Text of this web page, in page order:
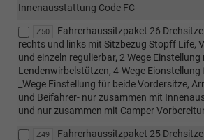
Innenausstattung Code FC-
Z50
Fahrerhaussitzpaket 26
rechts und links mit Sitzbezug Stopff Life,
und einzeln regulierbar, 2 Wege
Lendenwirbelstützen, 4-Wege
_Wege Einstellung für beide Vordersitze,
und Beifahrer- nur zusammen mit
und nur zusammen mit Camper
Z49
Fahrerhaussitzpaket 25